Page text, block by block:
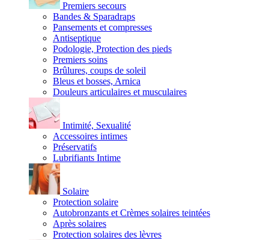
Premiers secours
Bandes & Sparadraps
Pansements et compresses
Antiseptique
Podologie, Protection des pieds
Premiers soins
Brûlures, coups de soleil
Bleus et bosses, Arnica
Douleurs articulaires et musculaires
Intimité, Sexualité
Accessoires intimes
Préservatifs
Lubrifiants Intime
Solaire
Protection solaire
Autobronzants et Crèmes solaires teintées
Après solaires
Protection solaires des lèvres